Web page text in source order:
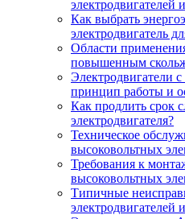
электродвигателей
Как выбрать
электродвигатель
Области
повышенным
Электродвигатели
принцип работы и
Как продлить срок
электродвигателя?
Техническое
высоковольтных
Требования к
высоковольтных
Типичные